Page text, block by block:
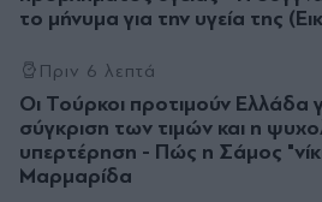
το μήνυμα για την υγεία της
Πριν 6 λεπτά
Οι Τούρκοι προτιμούν Ελλάδα
σύγκριση των τιμών και η
υπερτέρηση - Πώς η Σάμος
Μαρμαρίδα